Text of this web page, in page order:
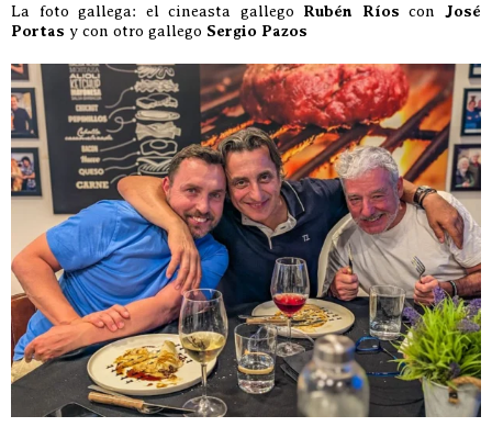
La foto gallega: el cineasta gallego Rubén Ríos con José
Portas y con otro gallego Sergio Pazos